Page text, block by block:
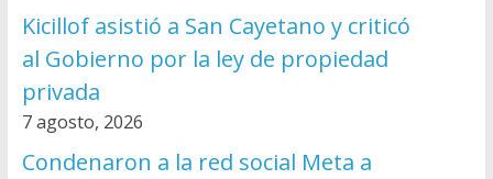
Kicillof asistió a San Cayetano y criticó
al Gobierno por la ley de propiedad
privada
7 agosto, 2026
Condenaron a la red social Meta a